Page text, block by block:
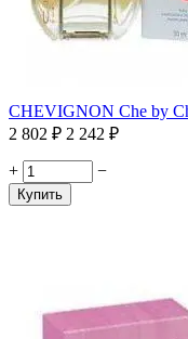
CHEVIGNON Che by
2 802 ₽ 2 242 ₽
+
−
Купить